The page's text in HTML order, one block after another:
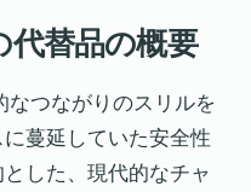
代替品の概要
なつながりのスリルを
蔓延していた安全性
した、現代的なチャ